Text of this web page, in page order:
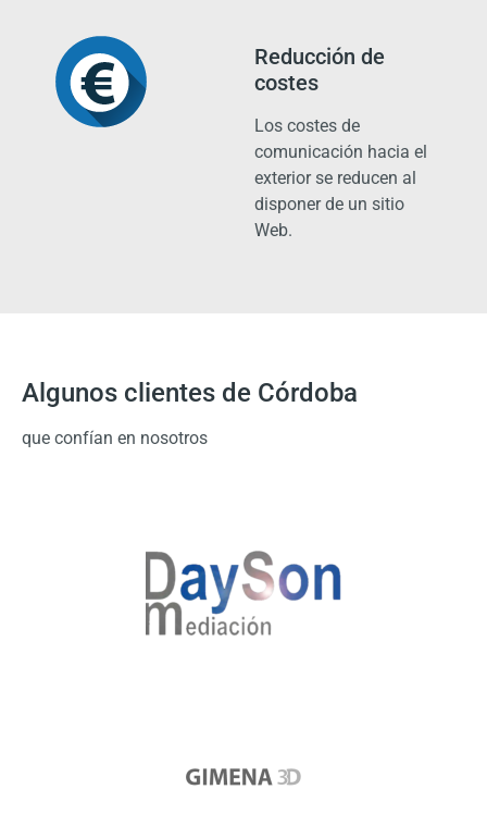
Reducción de
costes
Los costes de
comunicación hacia el
exterior se reducen al
disponer de un sitio
Web.
Algunos clientes de Córdoba
que confían en nosotros